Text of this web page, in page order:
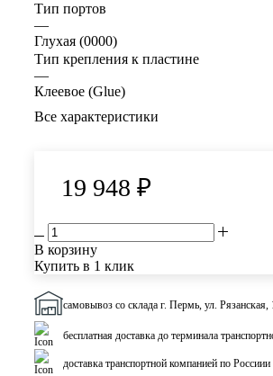
Тип портов
—
Глухая (0000)
Тип крепления к пластине
—
Клеевое (Glue)
Все характеристики
19 948 ₽
В корзину
Купить в 1 клик
самовывоз со склада г. Пермь, ул. Рязанская,
бесплатная доставка до терминала
доставка транспортной компанией по Россиии